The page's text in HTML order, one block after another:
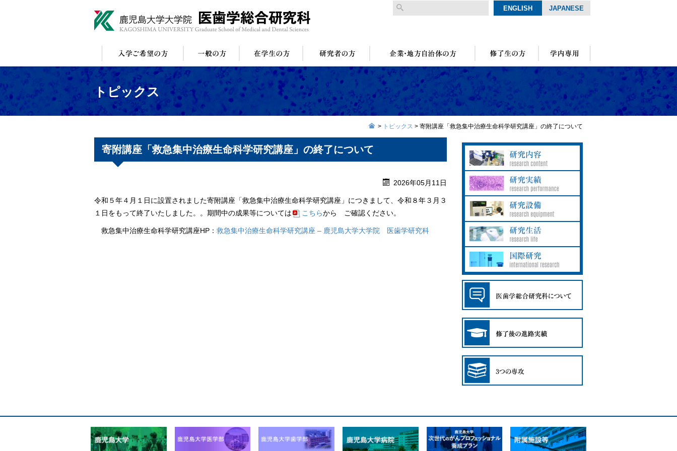
ENGLISH JAPANESE
トピックス
> トピックス > 寄附講座「救急集中治療生命科学研究講座」の終了について
寄附講座「救急集中治療生命科学研究講座」の終了について
2026年05月11日
令和５年４月１日に設置されました寄附講座「救急集中治療生命科学研究講座」につきまして、令和８年３月３
１日をもって終了いたしました。。期間中の成果等については
こちらから ご確認ください。
救急集中治療生命科学研究講座HP： 救急集中治療生命科学研究講座 – 鹿児島大学大学院 医歯学研究科